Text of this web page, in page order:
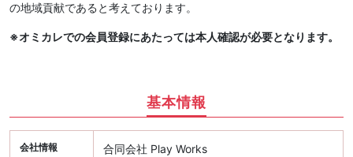
の地域貢献であると考えております。
※オミカレでの会員登録にあたっては本人確認が必要となります。
基本情報
会社情報 合同会社 Play Works